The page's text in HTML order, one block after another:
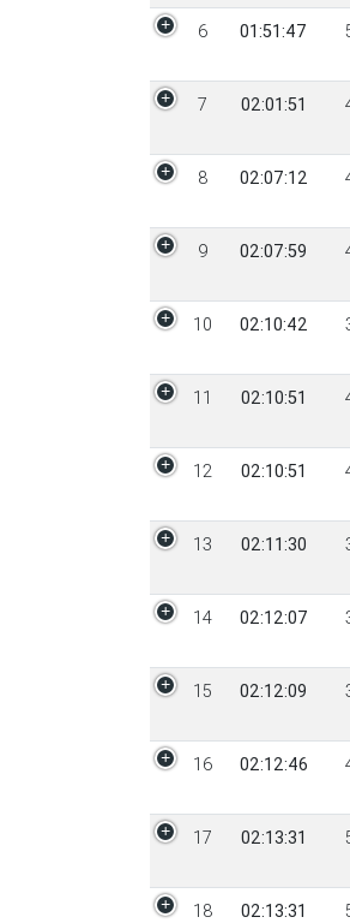
6 01:51:47
7 02:01:51
8 02:07:12
9 02:07:59
10 02:10:42
11 02:10:51
12 02:10:51
13 02:11:30
14 02:12:07
15 02:12:09
16 02:12:46
17 02:13:31
18 02:13:31